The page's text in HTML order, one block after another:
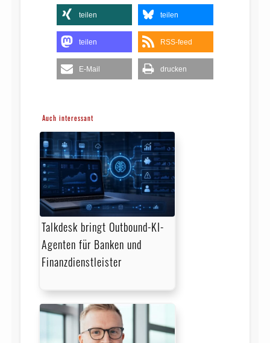
teilen teilen
teilen RSS-feed
E-Mail drucken
Auch interessant
Talkdesk bringt Outbound-KI-
Agenten für Banken und
Finanzdienstleister